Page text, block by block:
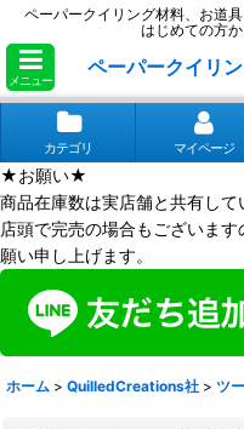
ペーパークイリング材料、お道
はじめての方
メニュー
ペーパークイリ
カテゴリ マイページ
★お願い★
商品在庫数は実店舗と共有して
店頭で完売の場合もございま
願い申し上げます。
ホーム > QuilledCreations社 > ツ